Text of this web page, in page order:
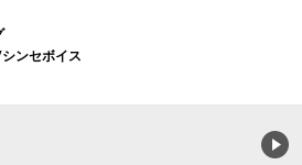
ンセボイス